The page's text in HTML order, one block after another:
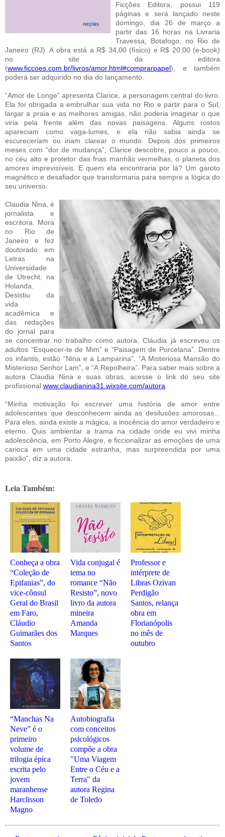
Ficções Editora , possui 119
páginas e será lançado neste
domingo, dia 26 de março a
partir das 16 horas na Livraria
Travessa, Botafogo, no Rio de
Janeiro (RJ). A obra está a R$ 34,00 (físico) e R$ 20,00 (e-book)
no site da editora
(www.ficcoes.com.br/livros/amor.html#comprarpapel), e também
poderá ser adquirido no dia do lançamento.
“Amor de Longe” apresenta Clarice, a personagem central do livro.
Ela foi obrigada a embrulhar sua vida no Rio e partir para o Sul,
largar a praia e as melhores amigas, não poderia imaginar o que
viria pela frente além das novas paisagens. Alguns rostos
apareciam como vaga-lumes, e ela não sabia ainda se
escureceriam ou iriam clarear o mundo. Depois dos primeiros
meses com “dor de mudança”, Clarice descobre, pouco a pouco,
no céu alto e protetor das frias manhãs vermelhas, o planeta dos
amores imprevisíveis. E quem ela encontraria por lá? Um garoto
magnético e desafiador que transformaria para sempre a lógica do
seu universo.
Claudia Nina, é
jornalista e
escritora. Mora
no Rio de
Janeiro e fez
doutorado em
Letras na
Universidade
de Utrecht, na
Holanda.
Desistiu da
vida
acadêmica e
das redações
do jornal para
se concentrar no trabalho como autora. Cláudia já escreveu os
adultos “Esquecer-te de Mim” e “Paisagem de Porcelana”. Dentre
os infantis, estão “Nina e a Lamparina”, “A Misteriosa Mansão do
Misterioso Senhor Lam”, e “A Repolheira”. Para saber mais sobre a
autora Claudia Ninae suas obras, acesse o link do seu site
profissional www.claudianina31.wixsite.com/autora
“Minha motivação foi escrever uma história de amor entre
adolescentes que desconhecem ainda as desilusões amorosas...
Para eles, ainda existe a mágica, a inocência do amor verdadeiro e
eterno. Quis ambientar a trama na cidade onde eu vivi minha
adolescência, em Porto Alegre, e ficcionalizar as emoções de uma
carioca em uma cidade estranha, mas surpreendida por uma
paixão”, diz a autora.
Leia Também:
Conheça a obra
“Coleção de
Epifanias”, do
vice-cônsul
Geral do Brasil
em Faro,
Cláudio
Guimarães dos
Santos
Vida conjugal é
tema no
romance “Não
Resisto”, novo
livro da autora
mineira
Amanda
Marques
Professor e
intérprete de
Libras Ozivan
Perdigão
Santos, relança
obra em
Florianópolis
no mês de
outubro
“Manchas Na
Neve” é o
primeiro
volume de
trilogia épica
escrita pelo
jovem
maranhense
Harclisson
Magno
Autobiografia
com conceitos
psicológicos
compõe a obra
"Uma Viagem
Entre o Céu e a
Terra" da
autora Regina
de Toledo